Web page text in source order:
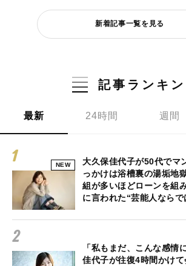
新着記事一覧を見る
記事ランキ
最新 24時間 週間
NEW
大久保佳代子が50代でマ
っかけは浴槽裏の湯垢地
組が多いほどローンを組
に言われた“芸能人ならで
「私もまだ、こんな感情
佳代子が往復4時間かけ